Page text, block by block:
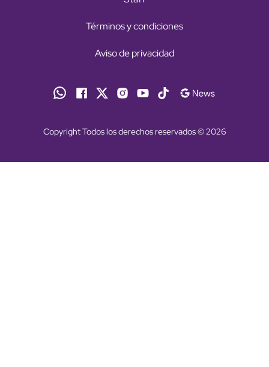
Términos y condiciones
Aviso de privacidad
Copyright Todos los derechos reservados © 2026